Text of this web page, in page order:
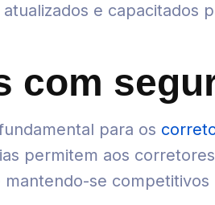
e capacitados
com
para os
permitem aos
se